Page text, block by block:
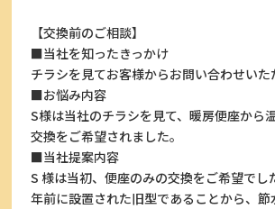
【交換前のご相談】
■当社を知ったきっかけ
チラシを見てお客様からお問い合わせいた
■お悩み内容
S様は当社のチラシを見て、暖房便座から
交換をご希望されました。
■当社提案内容
S 様は当初、便座のみの交換をご希望でし
年前に設置された旧型であることから、